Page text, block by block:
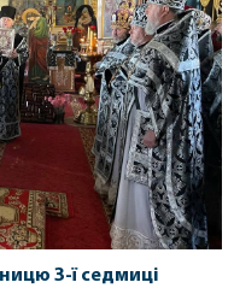
3-ї седмиці